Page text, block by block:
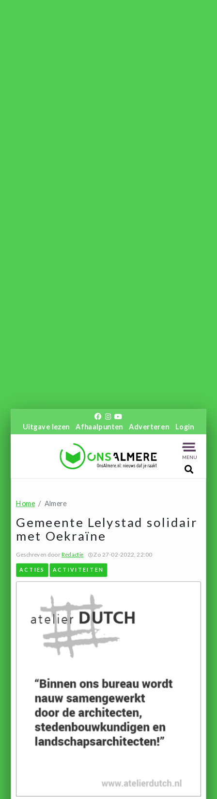
Uitgave lezen Afhaalpunten Adverteren Login
MENU
Home Almere
Gemeente Lelystad solidair
met Oekraïne
Geschreven doorRedactie Zo 27-02-2022, 22:00
ACTIES ACTIVITEITEN